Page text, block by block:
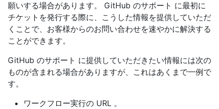
願いする場合があります。 GitHub のサポート に最初に
チケットを発行する際に、こうした情報を提供していただ
くことで、お客様からのお問い合わせを速やかに解決する
ことができます。
GitHub のサポート に提供していただきたい情報には次の
ものが含まれる場合がありますが、これはあくまで一例で
す。
ワークフロー実行の URL 。